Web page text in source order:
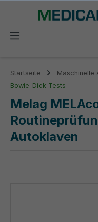
springen
Startseite Maschinelle
Bowie-Dick-Tests
Melag
Autoklaven